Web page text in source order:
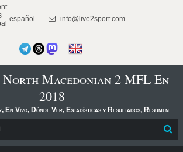
español info@live2sport.com
North Macedonian 2 MFL En
2018
En Vivo, Dónde Ver, Estadísticas y Resultados, Resumen